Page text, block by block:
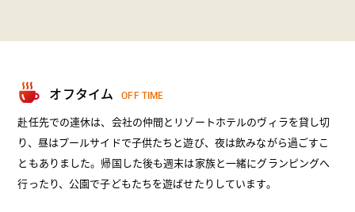
オフタイム OFF TIME
赴任先での連休は、会社の仲間とリゾートホテルのヴィラを貸し切
り、昼はプールサイドで子供たちと遊び、夜は飲みながら過ごすこ
ともありました。帰国した後も週末は家族と一緒にグランピングへ
行ったり、公園で子どもたちを遊ばせたりしています。